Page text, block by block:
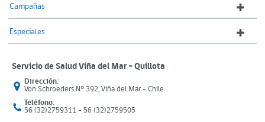
Campañas
Especiales
Servicio de Salud Viña del Mar – Quillota
Dirección:
Von Schroeders N° 392, Viña del Mar - Chile
Teléfono:
56 (32)2759311 - 56 (32)2759505